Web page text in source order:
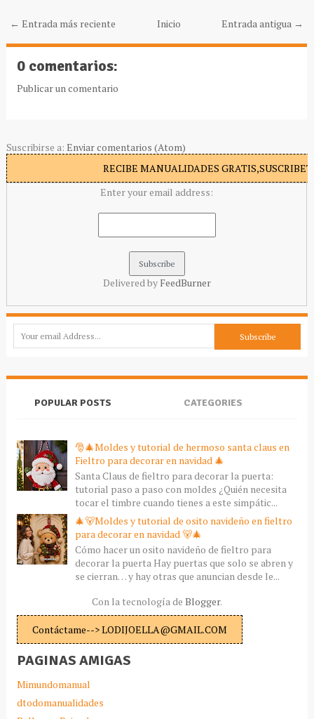
← Entrada más reciente Entrada antigua →
Inicio
0 comentarios:
Publicar un comentario
Suscribirse a: Enviar comentarios (Atom)
RECIBE MANUALIDADES
Enter your email address:
Delivered by FeedBurner
POPULAR POSTS CATEGORIES
🎅🎄Moldes y tutorial de hermoso santa claus en
Fieltro para decorar en navidad 🎄
Santa Claus de fieltro para decorar la puerta:
tutorial paso a paso con moldes ¿Quién necesita
tocar el timbre cuando tienes a este simpátic...
🎄🐻Moldes y tutorial de osito navideño en fieltro
para decorar en navidad 🐻🎄
Cómo hacer un osito navideño de fieltro para
decorar la puerta Hay puertas que solo se abren y
se cierran… y hay otras que anuncian desde le...
Con la tecnología de Blogger.
Contáctame--> LODIJOELLA@GMAIL.COM
PAGINAS AMIGAS
Mimundomanual
dtodomanualidades